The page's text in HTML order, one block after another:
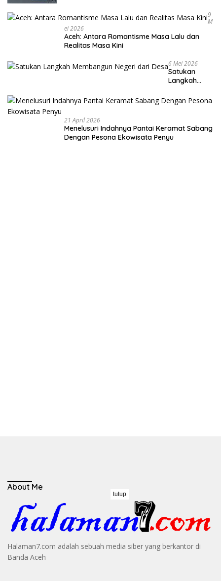
9
M
Ei 2026
Aceh: Antara Romantisme Masa Lalu dan
Realitas Masa Kini
6 Mei 2026
Satukan
Langkah
Negeri dari
Desa
21 April 2026
Menelusuri Indahnya Pantai Keramat Sabang
Dengan Pesona Ekowisata Penyu
About Me
Halaman7.com adalah sebuah media siber yang berkantor di
Banda Aceh
tutup